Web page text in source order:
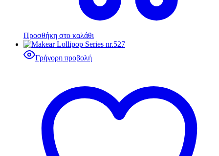
Προσθήκη στο καλάθι
Γρήγορη προβολή